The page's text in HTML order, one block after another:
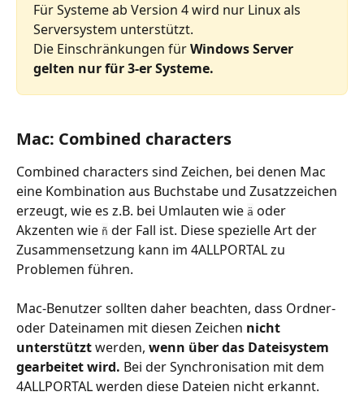
Für Systeme ab Version 4 wird nur Linux als
Serversystem unterstützt.
Die Einschränkungen für Windows Server
gelten nur für 3-er Systeme.
Mac: Combined characters
Combined characters sind Zeichen, bei denen Mac
eine Kombination aus Buchstabe und Zusatzzeichen
erzeugt, wie es z.B. bei Umlauten wie ä oder
Akzenten wie ñ der Fall ist. Diese spezielle Art der
Zusammensetzung kann im 4ALLPORTAL zu
Problemen führen.
Mac-Benutzer sollten daher beachten, dass Ordner-
oder Dateinamen mit diesen Zeichen nicht
unterstützt werden, wenn über das Dateisystem
gearbeitet wird. Bei der Synchronisation mit dem
4ALLPORTAL werden diese Dateien nicht erkannt.